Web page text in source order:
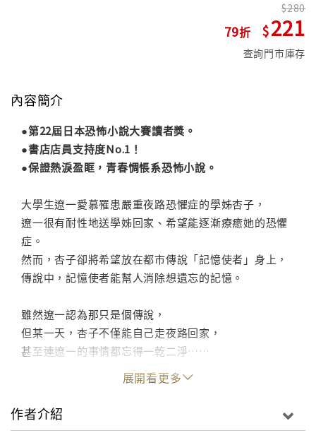
79
280
221
查詢門市庫存
內容簡介
●第22屆日本恐怖小說大賽讀者獎。
●書店店員支持度No.1！
●保證熱淚盈眶，青春惆悵系恐怖小說。
大學生遼一愛慕罹患嚴重夜路恐懼症的學姊杏子，
遼一很有耐性地送學姊回家、希望能逐漸療癒她的恐懼
症。
然而，杏子卻將希望放在都市傳說「記憶使者」身上，
傳說中，記憶使者能幫人消除想遺忘的記憶。
雖然遼一認為那只是個傳說，
但某一天，杏子不僅能自己走夜路回家，
甚至連遼一的事情都忘得一乾二淨……
偶然間得知身邊還有其他人的記憶也莫名消失了！
「記憶使者」是否真的存在？
展開看更多
作者介紹